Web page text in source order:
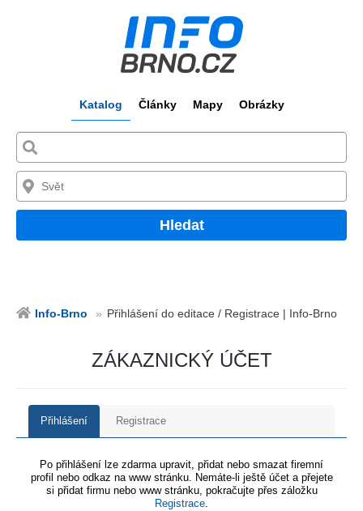
Katalog Články Mapy Obrázky
Hledat
Info-Brno Přihlášení do editace / Registrace | Info-Brno
ZÁKAZNICKÝ ÚČET
Přihlášení Registrace
Po přihlášení lze zdarma upravit, přidat nebo smazat firemní
profil nebo odkaz na www stránku. Nemáte-li ještě účet a přejete
si přidat firmu nebo www stránku, pokračujte přes záložku
Registrace.